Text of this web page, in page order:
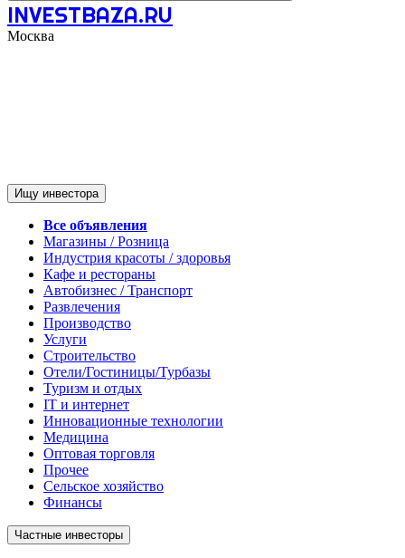
INVESTBAZA.RU
Москва
Ищу инвестора
Все объявления
Магазины / Розница
Индустрия красоты / здоровья
Кафе и рестораны
Автобизнес / Транспорт
Развлечения
Производство
Услуги
Строительство
Отели/Гостиницы/Турбазы
Туризм и отдых
IT и интернет
Инновационные технологии
Медицина
Оптовая торговля
Прочее
Сельское хозяйство
Финансы
Частные инвесторы